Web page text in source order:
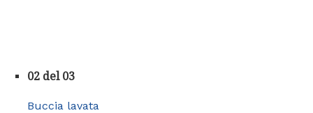
02 del 03
Buccia lavata